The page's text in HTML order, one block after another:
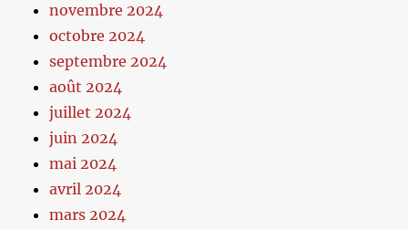
novembre 2024
octobre 2024
septembre 2024
août 2024
juillet 2024
juin 2024
mai 2024
avril 2024
mars 2024